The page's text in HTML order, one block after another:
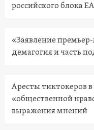
российского блока
«Заявление
демагогия и часть
Аресты тиктокеров
«общественной
выражения мнений